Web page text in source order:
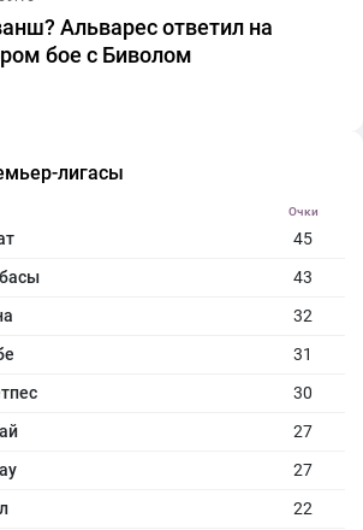
Альварес ответил на
бое с Биволом
лигасы
Очки
45
43
32
31
30
27
27
22